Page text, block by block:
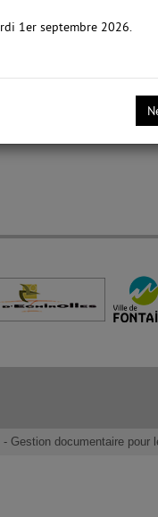
1er septembre 2026.
- Gestion documentaire pour